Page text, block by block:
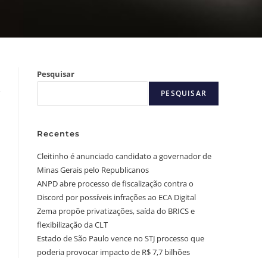
Pesquisar
PESQUISAR
Recentes
Cleitinho é anunciado candidato a governador de
Minas Gerais pelo Republicanos
ANPD abre processo de fiscalização contra o
Discord por possíveis infrações ao ECA Digital
Zema propõe privatizações, saída do BRICS e
flexibilização da CLT
Estado de São Paulo vence no STJ processo que
poderia provocar impacto de R$ 7,7 bilhões